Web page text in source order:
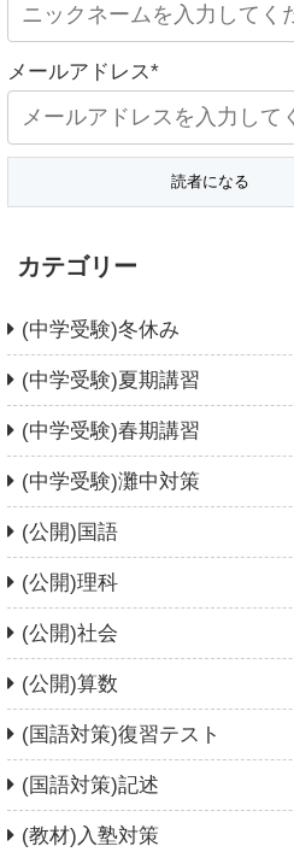
メールアドレス*
カテゴリー
(中学受験)冬休み
(中学受験)夏期講習
(中学受験)春期講習
(中学受験)灘中対策
(公開)国語
(公開)理科
(公開)社会
(公開)算数
(国語対策)復習テスト
(国語対策)記述
(教材)入塾対策